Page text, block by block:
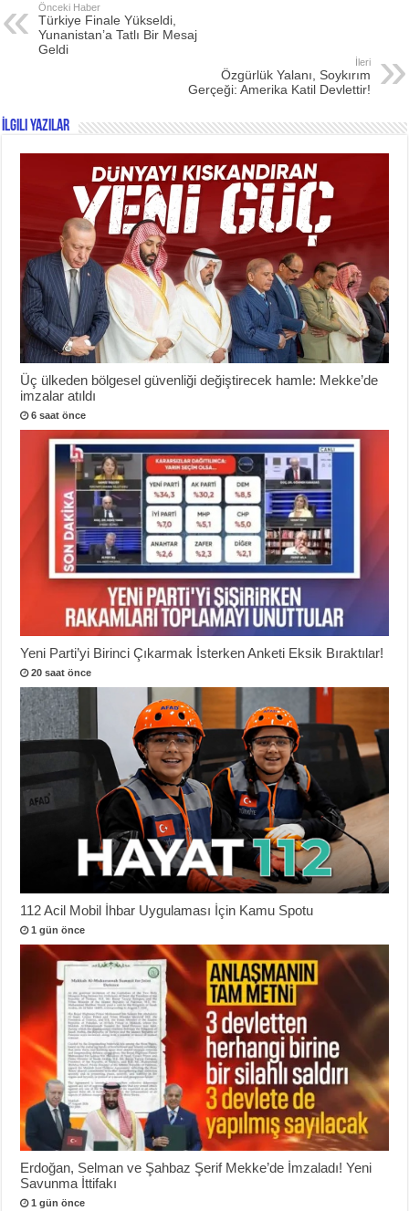
Önceki Haber
Türkiye Finale Yükseldi,
Yunanistan’a Tatlı Bir Mesaj
Geldi
İleri
Özgürlük Yalanı, Soykırım
Gerçeği: Amerika Katil Devlettir!
İlgili Yazılar
Üç ülkeden bölgesel güvenliği değiştirecek hamle: Mekke’de
imzalar atıldı
6 saat önce
Yeni Parti’yi Birinci Çıkarmak İsterken Anketi Eksik Bıraktılar!
20 saat önce
112 Acil Mobil İhbar Uygulaması İçin Kamu Spotu
1 gün önce
Erdoğan, Selman ve Şahbaz Şerif Mekke’de İmzaladı! Yeni
Savunma İttifakı
1 gün önce